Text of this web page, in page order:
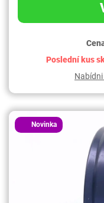
Poslední kus
Novinka